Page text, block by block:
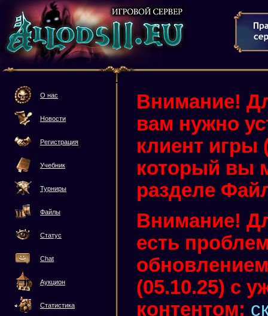
О нас
Новости
Регистрация
Учебник
Турниры
Файлы
Статус
Chat
Аукцион
Статистика
Внимание!
вам нужно
клиент игры
который вы
разделе
Внимание!
есть
(05.10.25) с
контентом: